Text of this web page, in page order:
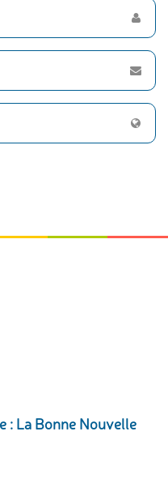
: La Bonne Nouvelle